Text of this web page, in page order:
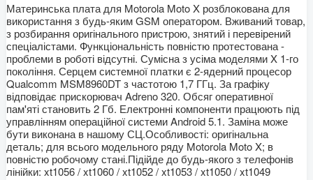
Материнська плата для Motorola Moto X розблокована для
використання з будь-яким GSM оператором. Вживаний товар,
з розбирання оригінального пристрою, знятий і перевірений
спеціалістами. Функціональність повністю протестована -
проблеми в роботі відсутні. Сумісна з усіма моделями X 1-го
покоління. Серцем системної платки є 2-ядерний процесор
Qualcomm MSM8960DT з частотою 1,7 ГГц. За графіку
відповідає прискорювач Adreno 320. Обсяг оперативної
пам'яті становить 2 Гб. Електронні компоненти працюють під
управлінням операційної системи Android 5.1. Заміна може
бути виконана в нашому СЦ.Особливості: оригінальна
деталь; для всього модельного ряду Motorola Moto X; в
повністю робочому стані.Підійде до будь-якого з телефонів
лінійки: xt1056 / xt1060 / xt1052 / xt1053 / xt1050 / xt1049